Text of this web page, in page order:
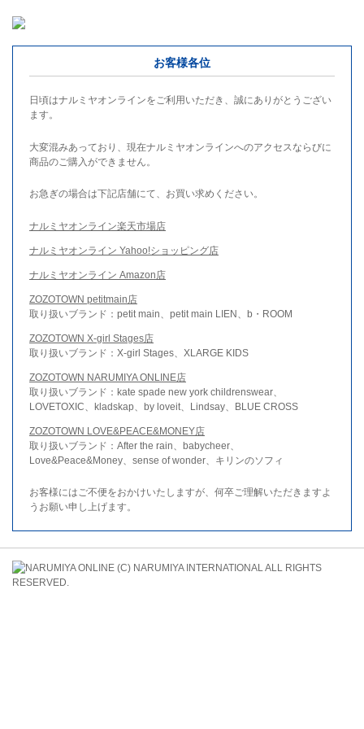
お客様各位
日頃はナルミヤオンラインをご利用いただき、誠にありがとうござい
ます。
大変混みあっており、現在ナルミヤオンラインへのアクセスならびに
商品のご購入ができません。
お急ぎの場合は下記店舗にて、お買い求めください。
ナルミヤオンライン楽天市場店
ナルミヤオンライン Yahoo!ショッピング店
ナルミヤオンライン Amazon店
ZOZOTOWN petitmain店
取り扱いブランド：petit main、petit main LIEN、b・ROOM
ZOZOTOWN X-girl Stages店
取り扱いブランド：X-girl Stages、XLARGE KIDS
ZOZOTOWN NARUMIYA ONLINE店
取り扱いブランド：kate spade new york childrenswear、
LOVETOXIC、kladskap、by loveit、Lindsay、BLUE CROSS
ZOZOTOWN LOVE&PEACE&MONEY店
取り扱いブランド：After the rain、babycheer、
Love&Peace&Money、sense of wonder、キリンのソフィ
お客様にはご不便をおかけいたしますが、何卒ご理解いただきますよ
うお願い申し上げます。